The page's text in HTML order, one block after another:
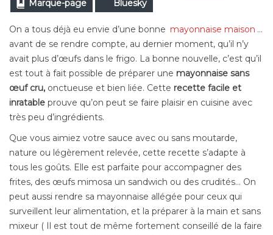
Marque-page
Bluesky
On a tous déjà eu envie d’une bonne mayonnaise maison …
avant de se rendre compte, au dernier moment, qu’il n’y
avait plus d’œufs dans le frigo. La bonne nouvelle, c’est qu’il
est tout à fait possible de préparer une mayonnaise sans
œuf cru, onctueuse et bien liée. Cette recette facile et
inratable prouve qu’on peut se faire plaisir en cuisine avec
très peu d’ingrédients.
Que vous aimiez votre sauce avec ou sans moutarde,
nature ou légèrement relevée, cette recette s’adapte à
tous les goûts. Elle est parfaite pour accompagner des
frites, des œufs mimosa un sandwich ou des crudités… On
peut aussi rendre sa mayonnaise allégée pour ceux qui
surveillent leur alimentation, et la préparer à la main et sans
mixeur ( Il est tout de même fortement conseillé de la faire